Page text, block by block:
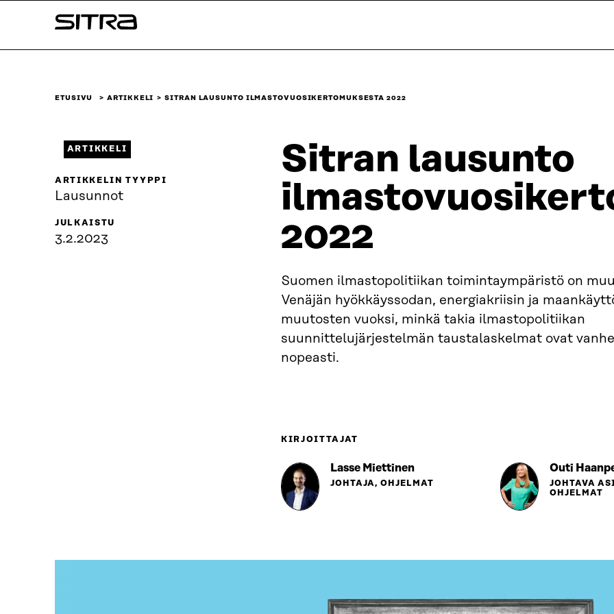
sisältöön
Sitra
ETUSIVU ARTIKKELI SITRAN LAUSUNTO ILMASTOVUOSIKERTOMUKSESTA 2022
Sitran lausunto
2022
Suomen ilmastopolitiikan toimintaympäristö on
Venäjän hyökkäyssodan, energiakriisin ja
muutosten vuoksi, minkä takia ilmastopolitiikan
suunnittelujärjestelmän taustalaskelmat ovat
nopeasti.
ARTIKKELI
ARTIKKELIN TYYPPI
Lausunnot
JULKAISTU
3.2.2023
KIRJOITTAJAT
Lasse Miettinen
JOHTAJA, OHJELMAT
Outi
JOHTAVA
OHJELMAT